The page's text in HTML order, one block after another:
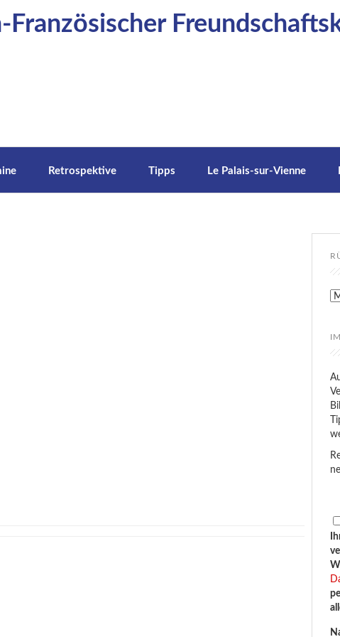
Französischer
Retrospektive Tipps Le Palais-sur-Vienne